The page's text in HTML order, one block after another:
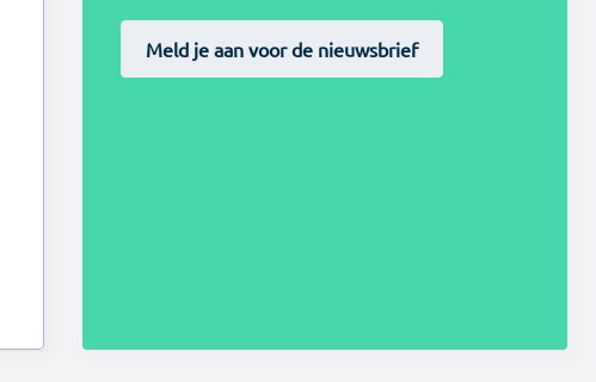
Meld je aan voor de nieuwsbrief